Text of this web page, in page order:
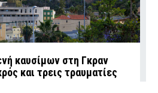
καυσίμων στη Γκραν
και τρεις τραυματίες